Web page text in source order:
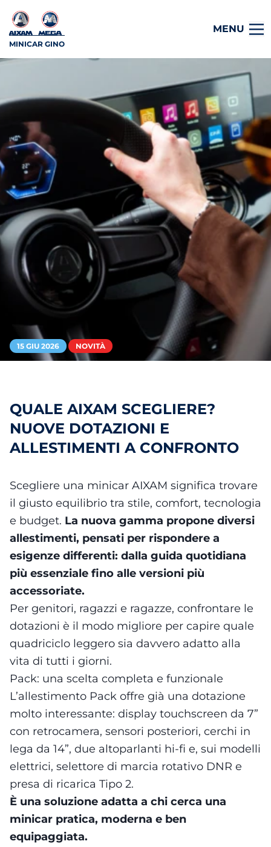
MINICAR GINO
MENU
15 GIU 2026 NOVITÀ
QUALE AIXAM SCEGLIERE?
NUOVE DOTAZIONI E
ALLESTIMENTI A CONFRONTO
Scegliere una minicar AIXAM significa trovare
il giusto equilibrio tra stile, comfort, tecnologia
e budget. La nuova gamma propone diversi
allestimenti, pensati per rispondere a
esigenze differenti: dalla guida quotidiana
più essenziale fino alle versioni più
accessoriate.
Per genitori, ragazzi e ragazze, confrontare le
dotazioni è il modo migliore per capire quale
quadriciclo leggero sia davvero adatto alla
vita di tutti i giorni.
Pack: una scelta completa e funzionale
L’allestimento Pack offre già una dotazione
molto interessante: display touchscreen da 7”
con retrocamera, sensori posteriori, cerchi in
lega da 14”, due altoparlanti hi-fi e, sui modelli
elettrici, selettore di marcia rotativo DNR e
presa di ricarica Tipo 2.
È una soluzione adatta a chi cerca una
minicar pratica, moderna e ben
equipaggiata.